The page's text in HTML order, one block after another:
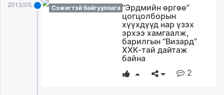
2013/05/10 Сэжигтэй байгууллага “Эрдмийн өргөө”
цогцолборын
хүүхдүүд нар үзэх
эрхээ хамгаалж,
барилгын “Визард”
ХХК-тай дайтаж
байна
2